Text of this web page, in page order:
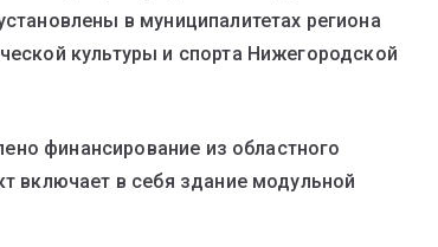
в муниципалитетах региона
культуры и спорта Нижегородской
финансирование из областного
включает в себя здание модульной